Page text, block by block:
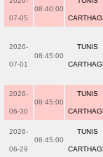
07-05
08:40:00
2026-
07-01
08:45:00
TUNIS
2026-
06-30
08:45:00
TUNIS
2026-
06-29
08:45:00
TUNIS